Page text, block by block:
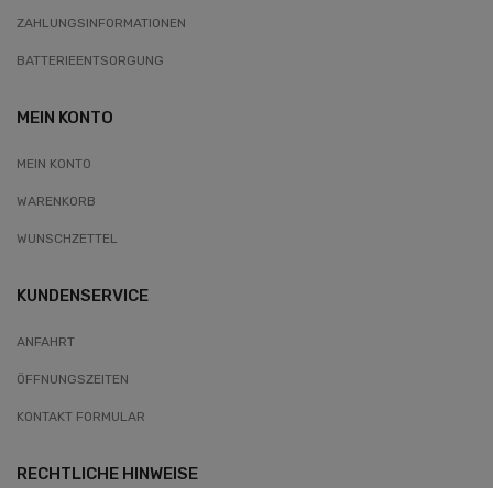
ZAHLUNGSINFORMATIONEN
BATTERIEENTSORGUNG
MEIN KONTO
MEIN KONTO
WARENKORB
WUNSCHZETTEL
KUNDENSERVICE
ANFAHRT
ÖFFNUNGSZEITEN
KONTAKT FORMULAR
RECHTLICHE HINWEISE